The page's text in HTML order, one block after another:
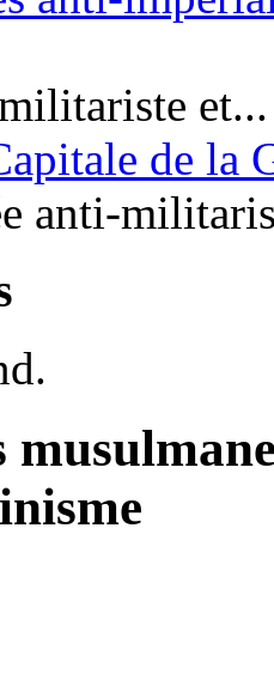
et...
de la
anti-